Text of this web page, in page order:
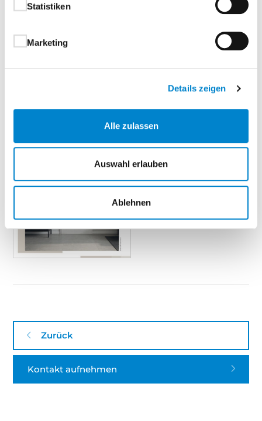
Statistiken
Marketing
Details zeigen
Alle zulassen
Auswahl erlauben
Ablehnen
Downloads
Jetzt die aktualisierte Wohnraumtüren-Broschüre
Zurück
Kontakt aufnehmen